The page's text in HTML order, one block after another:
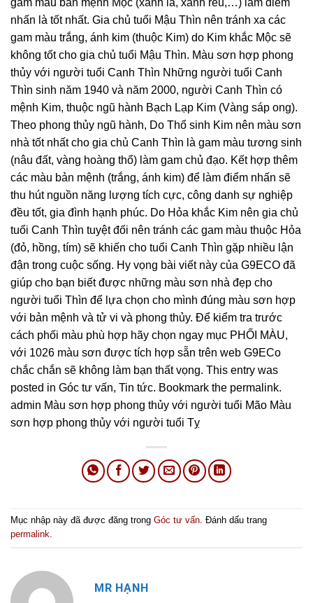
gam màu bản mệnh Mộc (xanh lá, xanh rêu,…) làm điểm
nhấn là tốt nhất. Gia chủ tuổi Mậu Thìn nên tránh xa các
gam màu trắng, ánh kim (thuộc Kim) do Kim khắc Mộc sẽ
không tốt cho gia chủ tuổi Mậu Thìn. Màu sơn hợp phong
thủy với người tuổi Canh Thìn Những người tuổi Canh
Thìn sinh năm 1940 và năm 2000, người Canh Thìn có
mệnh Kim, thuộc ngũ hành Bạch Lạp Kim (Vàng sáp ong).
Theo phong thủy ngũ hành, Do Thổ sinh Kim nên màu sơn
nhà tốt nhất cho gia chủ Canh Thìn là gam màu tương sinh
(nâu đất, vàng hoàng thổ) làm gam chủ đạo. Kết hợp thêm
các màu bản mệnh (trắng, ánh kim) để làm điểm nhấn sẽ
thu hút nguồn năng lượng tích cực, công danh sự nghiệp
đều tốt, gia đình hạnh phúc. Do Hỏa khắc Kim nên gia chủ
tuổi Canh Thìn tuyệt đối nên tránh các gam màu thuộc Hỏa
(đỏ, hồng, tím) sẽ khiến cho tuổi Canh Thìn gặp nhiều lận
đận trong cuộc sống. Hy vọng bài viết này của G9ECO đã
giúp cho bạn biết được những màu sơn nhà đẹp cho
người tuổi Thìn để lựa chọn cho mình đúng màu sơn hợp
với bản mệnh và tử vi và phong thủy. Để kiểm tra trước
cách phối màu phù hợp hãy chọn ngay mục PHỐI MÀU,
với 1026 màu sơn được tích hợp sẵn trên web G9ECo
chắc chắn sẽ không làm bạn thất vọng. This entry was
posted in Góc tư vấn, Tin tức. Bookmark the permalink.
admin Màu sơn hợp phong thủy với người tuổi Mão Màu
sơn hợp phong thủy với người tuổi Tỵ
Mục nhập này đã được đăng trong Góc tư vấn. Đánh dấu trang
permalink.
MR HẠNH